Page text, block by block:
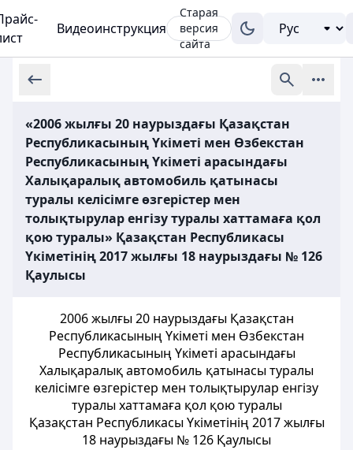
Видеоинструкция
Старая
версия
сайта
«2006 жылғы 20 наурыздағы Қазақстан
Республикасының Үкіметі мен Өзбекстан
Республикасының Үкіметі арасындағы
Халықаралық автомобиль қатынасы
туралы келісімге өзгерістер мен
толықтырулар енгізу туралы хаттамаға қол
қою туралы» Қазақстан Республикасы
Үкіметінің 2017 жылғы 18 наурыздағы № 126
Қаулысы
2006 жылғы 20 наурыздағы Қазақстан
Республикасының Үкіметі мен Өзбекстан
Республикасының Үкіметі арасындағы
Халықаралық автомобиль қатынасы туралы
келісімге өзгерістер мен толықтырулар енгізу
туралы хаттамаға қол қою туралы
Қазақстан Республикасы Үкіметінің 2017 жылғы
18 наурыздағы № 126 Қаулысы